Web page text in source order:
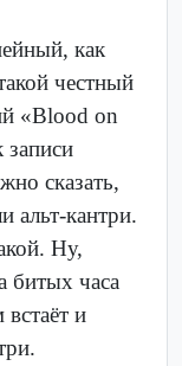
как
честный
«Blood on
записи
сказать,
альт-кантри.
Ну,
битых часа
и